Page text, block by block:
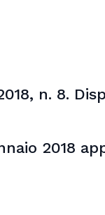
n. 8.
2018